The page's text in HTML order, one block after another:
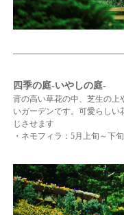
四季の庭-いやしの庭-
背の高い草花の中、芝生の上
いガーデンです。可愛らし
じさせます
・ネモフィラ：5月上旬～下旬